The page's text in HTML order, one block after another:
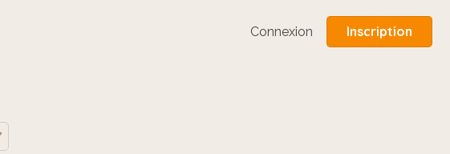
Connexion Inscription